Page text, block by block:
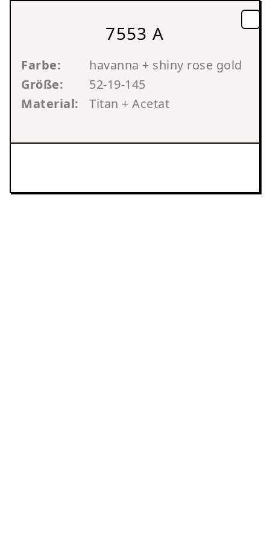
7553 A
Farbe:
havanna + shiny rose gold
Größe:
52-19-145
Material:
Titan + Acetat